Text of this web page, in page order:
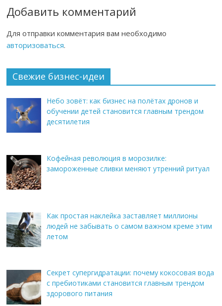
Добавить комментарий
Для отправки комментария вам необходимо
авторизоваться.
Свежие бизнес-идеи
Небо зовёт: как бизнес на полётах дронов и
обучении детей становится главным трендом
десятилетия
Кофейная революция в морозилке:
замороженные сливки меняют утренний ритуал
Как простая наклейка заставляет миллионы
людей не забывать о самом важном креме этим
летом
Секрет супергидратации: почему кокосовая вода
с пребиотиками становится главным трендом
здорового питания